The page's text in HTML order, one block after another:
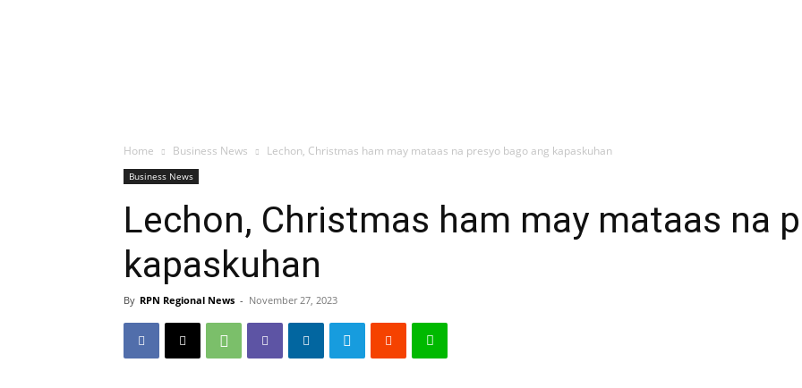
Home Business News Lechon, Christmas ham may mataas na presyo bago ang kapaskuhan
Business News
Lechon, Christmas ham may mataas na
kapaskuhan
By RPN Regional News - November 27, 2023